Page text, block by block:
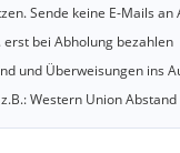
Sende keine E-Mails
bei Abholung bezahlen
und Überweisungen ins
Western Union